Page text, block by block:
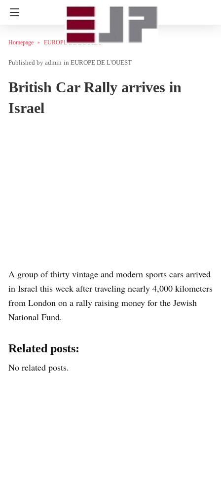
Homepage EUROPE DE L'OUEST
admin in EUROPE DE L'OUEST
British Car Rally arrives in
Israel
A group of thirty vintage and modern sports cars arrived
in Israel this week after traveling nearly 4,000 kilometers
from London on a rally raising money for the Jewish
National Fund.
Related posts:
No related posts.